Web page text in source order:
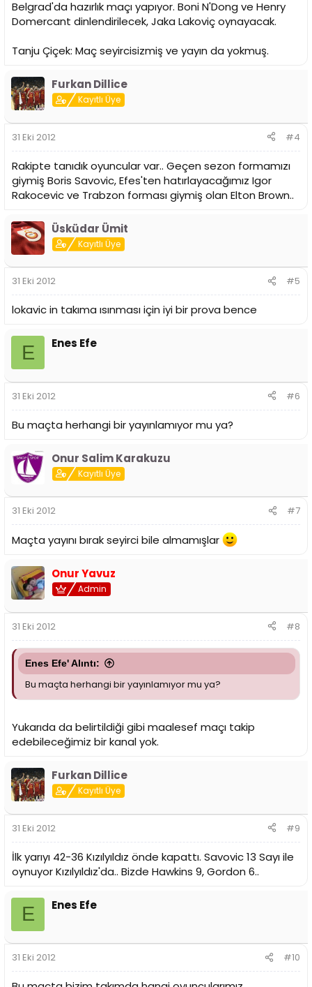
Belgrad'da hazırlık maçı yapıyor. Boni N'Dong ve Henry
Domercant dinlendirilecek, Jaka Lakoviç oynayacak.
Tanju Çiçek: Maç seyircisizmiş ve yayın da yokmuş.
Furkan Dillice
Kayıtlı Üye
31 Eki 2012 #4
Rakipte tanıdık oyuncular var.. Geçen sezon formamızı
giymiş Boris Savovic, Efes'ten hatırlayacağımız Igor
Rakocevic ve Trabzon forması giymiş olan Elton Brown..
Üsküdar Ümit
Kayıtlı Üye
31 Eki 2012 #5
lokavic in takıma ısınması için iyi bir prova bence
E Enes Efe
31 Eki 2012 #6
Bu maçta herhangi bir yayınlamıyor mu ya?
Onur Salim Karakuzu
Kayıtlı Üye
31 Eki 2012 #7
Maçta yayını bırak seyirci bile almamışlar
Onur Yavuz
Admin
31 Eki 2012 #8
Enes Efe' Alıntı:
Bu maçta herhangi bir yayınlamıyor mu ya?
Yukarıda da belirtildiği gibi maalesef maçı takip
edebileceğimiz bir kanal yok.
Furkan Dillice
Kayıtlı Üye
31 Eki 2012 #9
İlk yarıyı 42-36 Kızılyıldız önde kapattı. Savovic 13 Sayı ile
oynuyor Kızılyıldız'da.. Bizde Hawkins 9, Gordon 6..
E Enes Efe
31 Eki 2012 #10